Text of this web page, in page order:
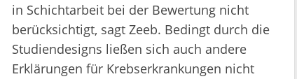
in Schichtarbeit bei der Bewertung nicht
berücksichtigt, sagt Zeeb. Bedingt durch die
Studiendesigns ließen sich auch andere
Erklärungen für Krebserkrankungen nicht